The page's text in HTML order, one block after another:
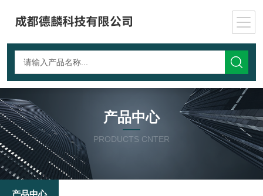
产品中心
PRODUCTS CNTER
产品中心